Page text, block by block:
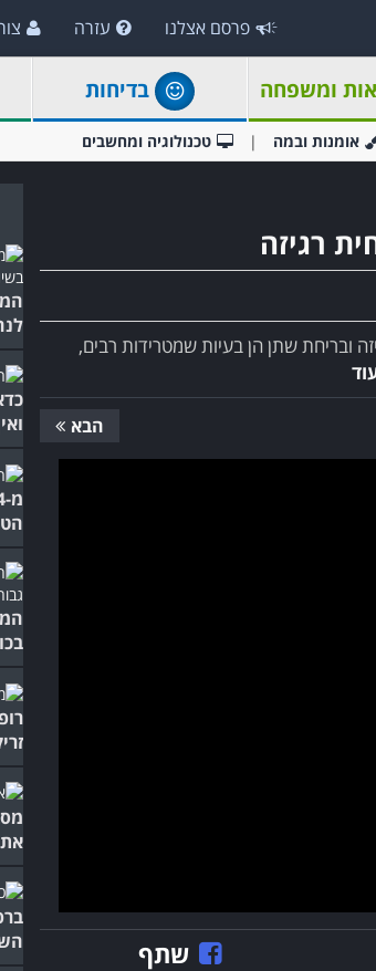
פרסם אצלנו עזרה
ומשפחה בדיחות
אומנות ובמה טכנולוגיה ומחשבים
רגיזה
ובריחת שתן הן בעיות שמטרידות רבים,
הבא
שתף